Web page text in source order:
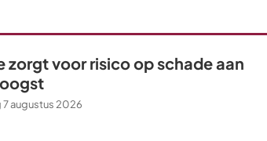
zorgt voor risico op schade aan
7 augustus 2026